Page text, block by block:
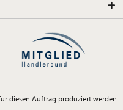
diesen Auftrag produziert werden